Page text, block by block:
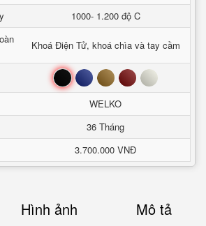
1000- 1.200 độ C
Khoá Điện Tử, khoá chìa và tay cầm
Đen Xanh Nâu Đỏ Trắng
WELKO
36 Tháng
3.700.000 VNĐ
Hình ảnh Mô tả